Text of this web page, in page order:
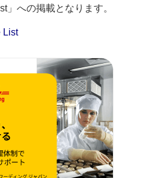
」への掲載となります。
List